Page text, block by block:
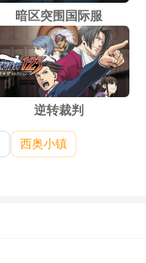
暗区突围国际服
逆转裁判
西奥小镇